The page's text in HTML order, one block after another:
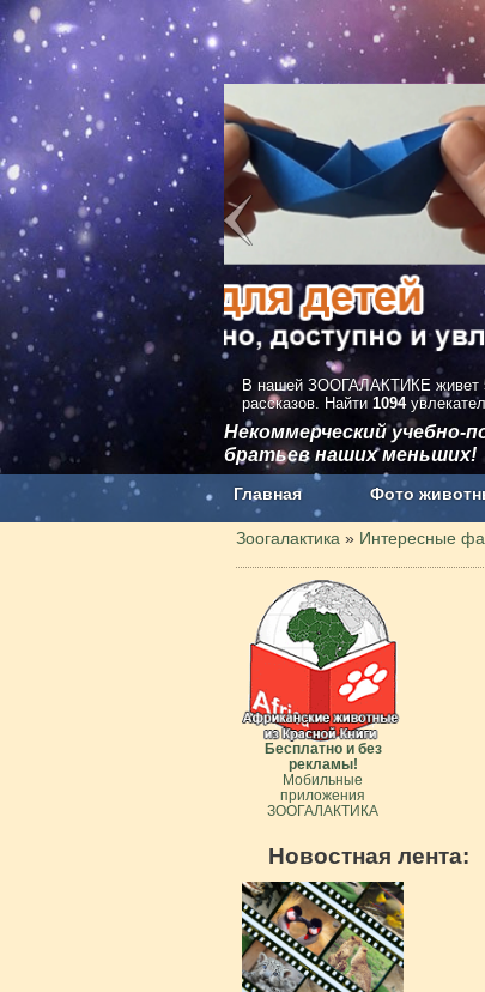
В нашей ЗООГАЛАКТИКЕ живет
рассказов. Найти 1094
Некоммерческий
братьев наших меньших!
Главная Фото
Наши приложения.
Зоогалактика » Интересные
Бесплатно и без
рекламы!
Мобильные
приложения
ЗООГАЛАКТИКА
Новостная лента: